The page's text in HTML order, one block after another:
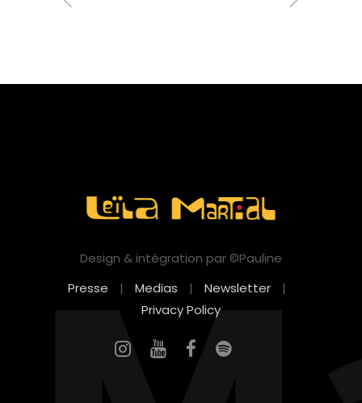
Design & intégration par ©Pauline
Presse
| Medias | Newsletter
|
Privacy Policy